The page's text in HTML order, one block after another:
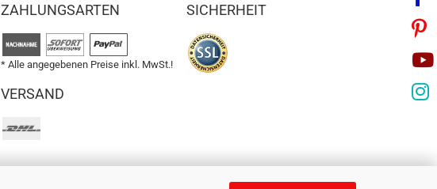
ZAHLUNGSARTEN
* Alle angegebenen Preise inkl. MwSt.!
VERSAND
SICHERHEIT